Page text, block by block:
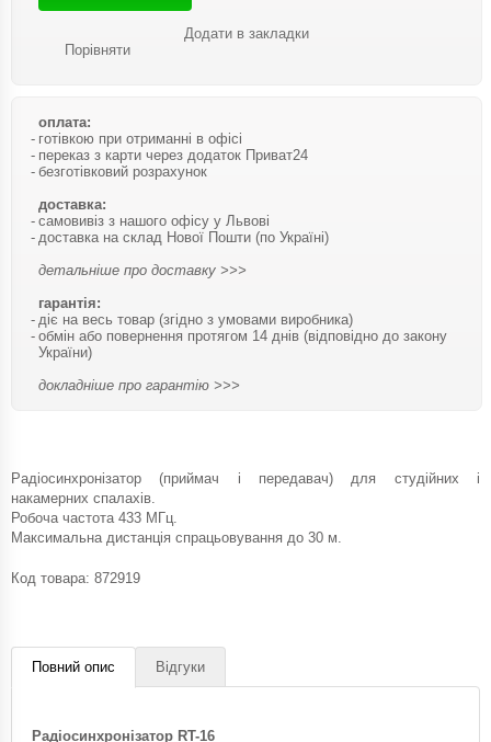
Порівняти
Додати в закладки
оплата:
готівкою при отриманні в офісі
переказ з карти через додаток Приват24
безготівковий розрахунок
доставка:
самовивіз з нашого офісу у Львові
доставка на склад Нової Пошти (по Україні)
детальніше про доставку >>>
гарантія:
діє на весь товар (згідно з умовами виробника)
обмін або повернення протягом 14 днів (відповідно до закону
України)
докладніше про гарантію >>>
Радіосинхронізатор (приймач і передавач) для студійних і
накамерних спалахів.
Робоча частота 433 МГц.
Максимальна дистанція спрацьовування до 30 м.
Код товара: 872919
Повний опис Відгуки
Радіосинхронізатор RT-16